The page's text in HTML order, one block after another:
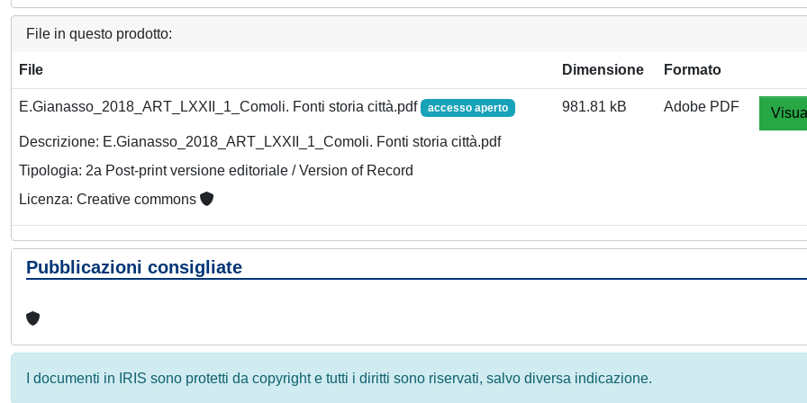
File in questo prodotto:
File Dimensione Formato
E.Gianasso_2018_ART_LXXII_1_Comoli. Fonti storia città.pdf accesso aperto
Descrizione: E.Gianasso_2018_ART_LXXII_1_Comoli. Fonti storia città.pdf
Tipologia: 2a Post-print versione editoriale / Version of Record
Licenza: Creative commons
981.81 kB Adobe PDF
Pubblicazioni consigliate
I documenti in IRIS sono protetti da copyright e tutti i diritti sono riservati, salvo diversa indicazione.